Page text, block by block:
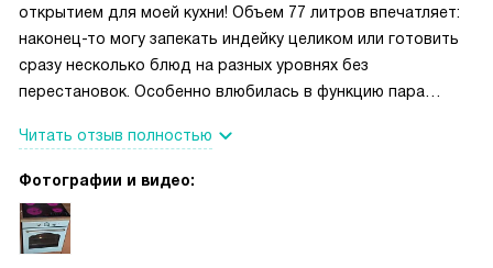
открытием для моей кухни! Объем 77 литров впечатляет:
наконец-то могу запекать индейку целиком или готовить
сразу несколько блюд на разных уровнях без
перестановок. Особенно влюбилась в функцию пара
румяные, как у бабушки в деревне, а корочка на хлебе
хрустит по-настоящему. Вариогриль PerfectGrill работает
прожаривается со всех сторон, без сырого места по
центру, что раньше было моей постоянной головной
Читать отзыв полностью
Фотографии и видео: